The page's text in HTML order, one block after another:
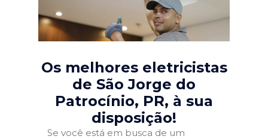
Os melhores eletricistas
de São Jorge do
Patrocínio, PR, à sua
disposição!
Se você está em busca de um